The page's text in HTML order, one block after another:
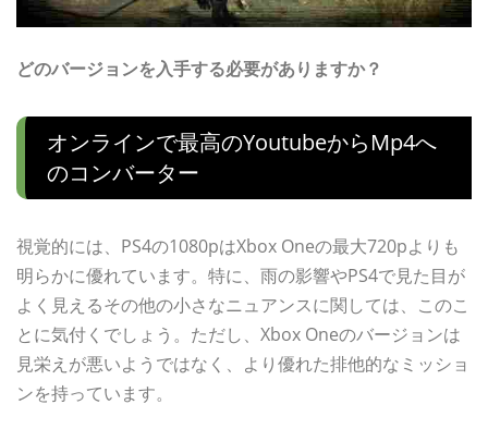
どのバージョンを入手する必要がありますか？
オンラインで最高のyoutubeからmp4へ
のコンバーター
視覚的には、PS4の1080pはXbox Oneの最大720pよりも
明らかに優れています。特に、雨の影響やPS4で見た目が
よく見えるその他の小さなニュアンスに関しては、このこ
とに気付くでしょう。ただし、Xbox Oneのバージョンは
見栄えが悪いようではなく、より優れた排他的なミッショ
ンを持っています。